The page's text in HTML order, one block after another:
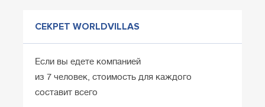
СЕКРЕТ WORLDVILLAS
Если вы едете компанией
из 7 человек, стоимость для каждого
составит всего